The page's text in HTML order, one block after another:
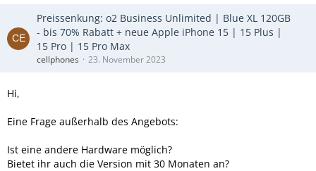
Preissenkung: o2 Business Unlimited | Blue XL 120GB
- bis 70% Rabatt + neue Apple iPhone 15 | 15 Plus |
15 Pro | 15 Pro Max
cellphones 23. November 2023
Hi,
Eine Frage außerhalb des Angebots:
Ist eine andere Hardware möglich?
Bietet ihr auch die Version mit 30 Monaten an?